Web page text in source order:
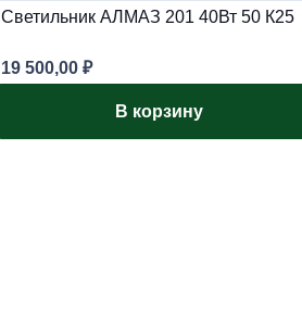
Светильник АЛМАЗ 201 40Вт 50 К25
19 500,00 ₽
В корзину